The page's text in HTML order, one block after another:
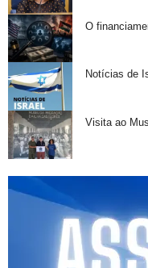
O
Notícias de
Visita ao